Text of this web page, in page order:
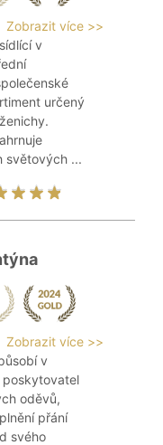
Zobrazit více >>
v
určený
světových ...
Zobrazit více >>
v
poskytovatel
oděvů,
přání
svého